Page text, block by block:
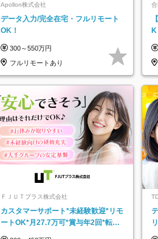
Apollon株式会社
データ入力/完全在宅・フルリモート
OK！
300～550万円
フルリモートあり
K
ＦＪＵＴプラス株式会社
カスタマーサポート*未経験歓迎*リモ
ートOK*月27.7万可*賞与年2回*転勤